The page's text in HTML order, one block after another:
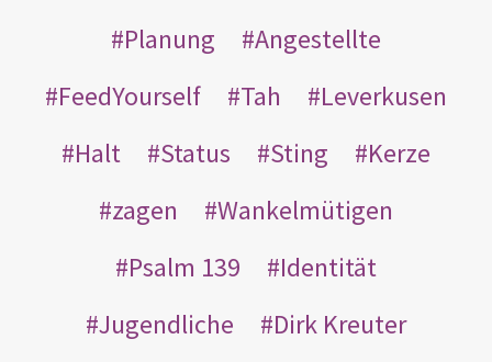
Planung
Angestellte
FeedYourself
Tah
Leverkusen
Halt
Status Sting
Kerze
zagen
Wankelmütigen
Psalm 139
Identität
Jugendliche
Dirk Kreuter